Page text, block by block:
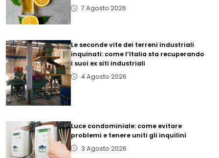
7 Agosto 2026
Le seconde vite dei terreni industriali
inquinati: come l’Italia sta recuperando
i suoi ex siti industriali
4 Agosto 2026
Luce condominiale: come evitare
problemi e tenere uniti gli inquilini
3 Agosto 2026